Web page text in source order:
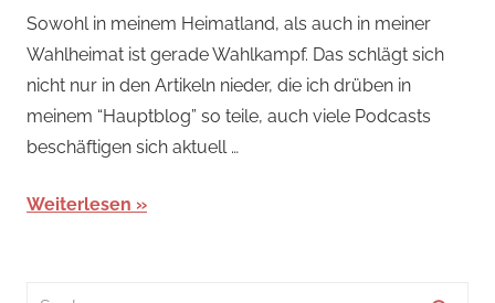
Sowohl in meinem Heimatland, als auch in meiner
Wahlheimat ist gerade Wahlkampf. Das schlägt sich
nicht nur in den Artikeln nieder, die ich drüben in
meinem “Hauptblog” so teile, auch viele Podcasts
beschäftigen sich aktuell …
Weiterlesen